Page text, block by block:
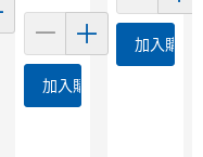
車
加入購物車
加入購物